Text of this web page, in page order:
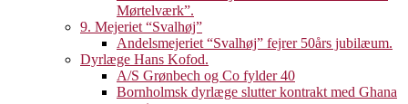
Mørtelværk”.
9. Mejeriet “Svalhøj”
Andelsmejeriet “Svalhøj” fejrer 50års jubilæum.
Dyrlæge Hans Kofod.
A/S Grønbech og Co fylder 40
Bornholmsk dyrlæge slutter kontrakt med Ghana